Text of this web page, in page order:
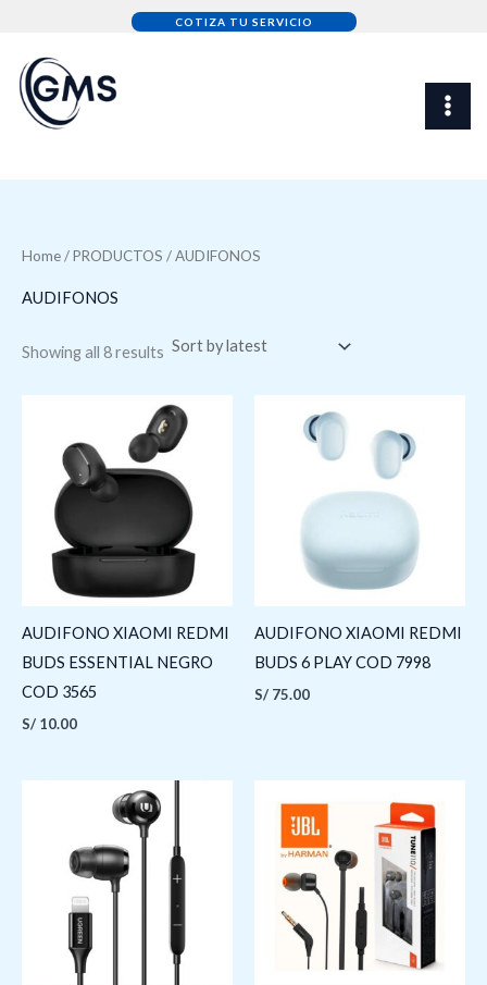
content
COTIZA TU SERVICIO
Home/PRODUCTOS / AUDIFONOS
AUDIFONOS
Showing all 8 results
by
latest
AUDIFONO XIAOMI REDMI
BUDS ESSENTIAL NEGRO
COD 3565
S/ 10.00
AUDIFONO XIAOMI REDMI
BUDS 6 PLAY COD 7998
S/ 75.00